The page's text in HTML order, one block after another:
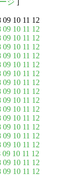
09 10 11 12
09 10 11 12
09 10 11 12
09 10 11 12
09 10 11 12
09 10 11 12
09 10 11 12
09 10 11 12
09 10 11 12
09 10 11 12
09 10 11 12
09 10 11 12
09 10 11 12
09 10 11 12
09 10 11 12
09 10 11 12
09 10 11 12
09 10 11 12